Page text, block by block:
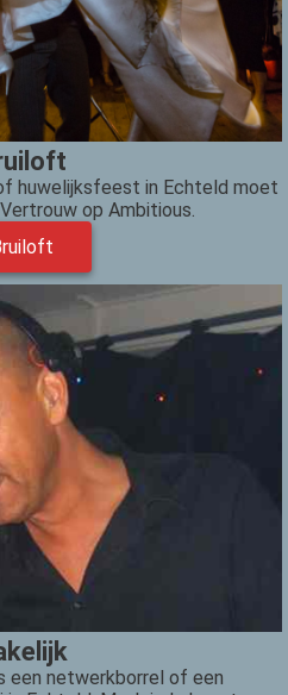
huwelijksfeest in Echteld moet
op Ambitious.
een netwerkborrel of een